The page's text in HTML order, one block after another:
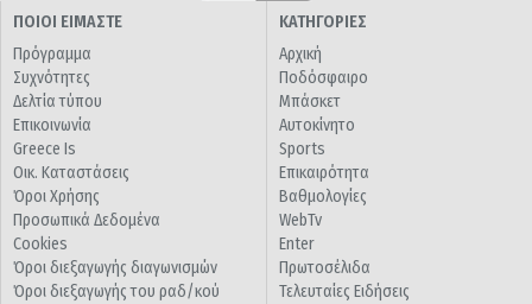
ΠΟΙΟΙ ΕΙΜΑΣΤΕ
Πρόγραμμα
Συχνότητες
Δελτία τύπου
Επικοινωνία
Greece Is
Οικ. Καταστάσεις
Όροι Χρήσης
Προσωπικά Δεδομένα
Cookies
Όροι διεξαγωγής διαγωνισμών
Όροι διεξαγωγής του ραδ/κού
ΚΑΤΗΓΟΡΙΕΣ
Αρχική
Ποδόσφαιρο
Μπάσκετ
Αυτοκίνητο
Sports
Επικαιρότητα
Βαθμολογίες
WebTv
Enter
Πρωτοσέλιδα
Τελευταίες Ειδήσεις